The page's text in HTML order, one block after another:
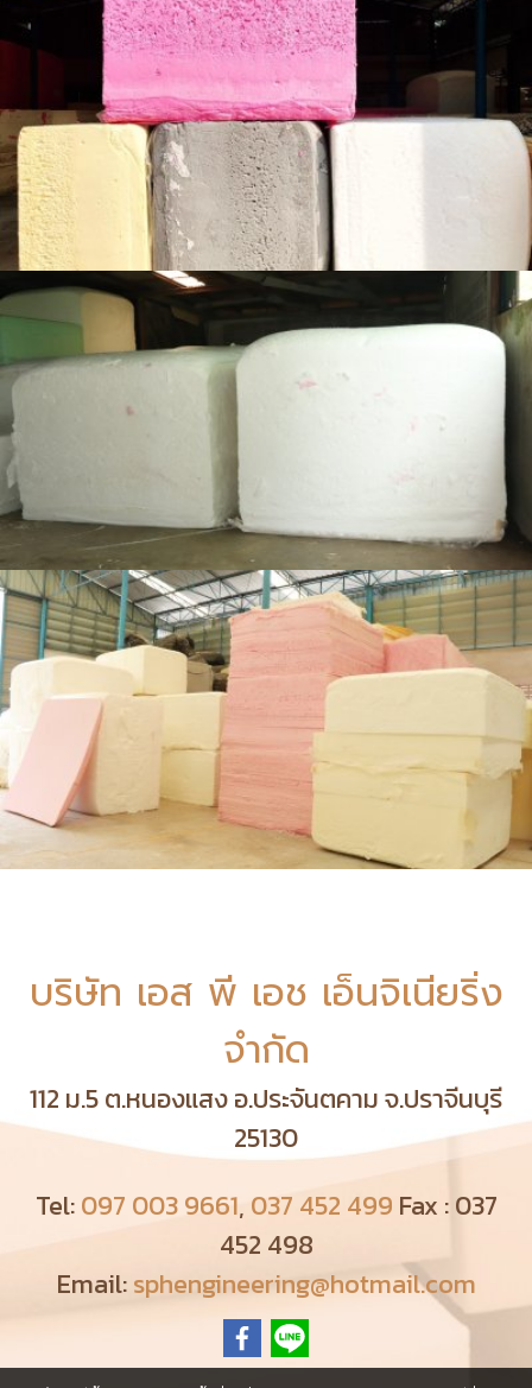
บริษัท เอส พี เอช เอ็นจิเนียริ่ง
จำกัด
112 ม.5 ต.หนองแสง อ.ประจันตคาม จ.ปราจีนบุรี
25130
Tel:097 003 9661, 037 452 499 Fax : 037
452 498
Email:sphengineering@hotmail.com